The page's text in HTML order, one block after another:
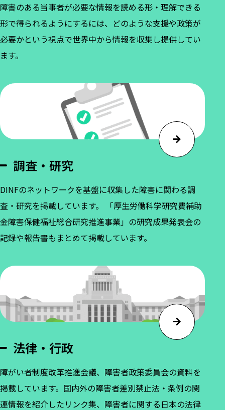
障害のある当事者が必要な情報を読める形・理解できる
形で得られるようにするには、どのような支援や政策が
必要かという視点で世界中から情報を収集し提供してい
ます。
調査・研究
DINFのネットワークを基盤に収集した障害に関わる調
査・研究を掲載しています。 「厚生労働科学研究費補助
金障害保健福祉総合研究推進事業」の研究成果発表会の
記録や報告書もまとめて掲載しています。
法律・行政
障がい者制度改革推進会議、障害者政策委員会の資料を
掲載しています。国内外の障害者差別禁止法・条例の関
連情報を紹介したリンク集、障害者に関する日本の法律